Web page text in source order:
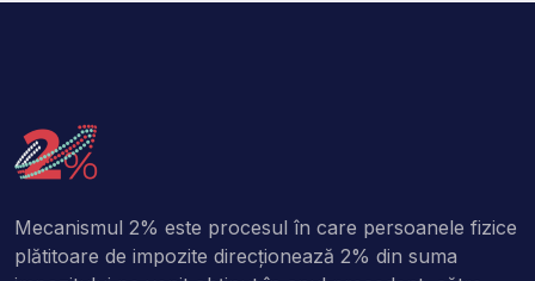
Mecanismul 2% este procesul în care persoanele fizice
plătitoare de impozite direcţionează 2% din suma